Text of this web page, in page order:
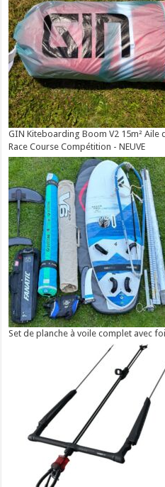
GIN Kiteboarding Boom V2 15m² Aile
Race Course Compétition - NEUVE
Set de planche à voile complet avec